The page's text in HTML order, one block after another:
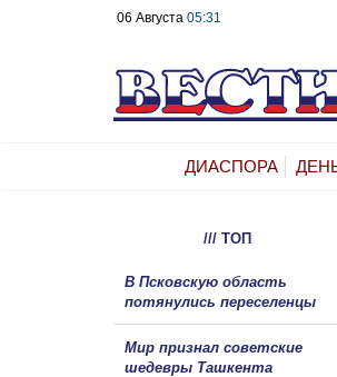
06 Августа 05:31
ДИАСПОРА
/// ТОП
В Псковскую область
потянулись переселенцы
Мир признал советские
шедевры Ташкента